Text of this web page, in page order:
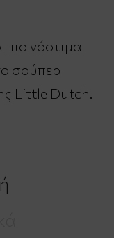
νόστιμα
σούπερ
Little Dutch.